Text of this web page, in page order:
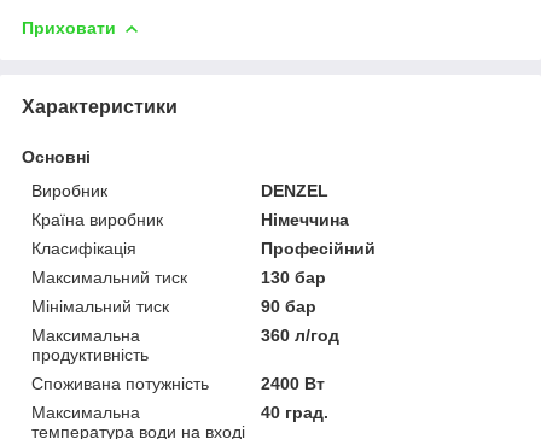
Приховати
Характеристики
Основні
Виробник
DENZEL
Країна виробник
Німеччина
Класифікація
Професійний
Максимальний тиск
130 бар
Мінімальний тиск
90 бар
Максимальна
продуктивність
360 л/год
Споживана потужність
2400 Вт
Максимальна
температура води на вході
40 град.